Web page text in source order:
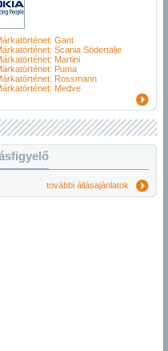
Gant
Scania Södertälje
Martini
Puma
Rossmann
Medve
további állásajánlatok